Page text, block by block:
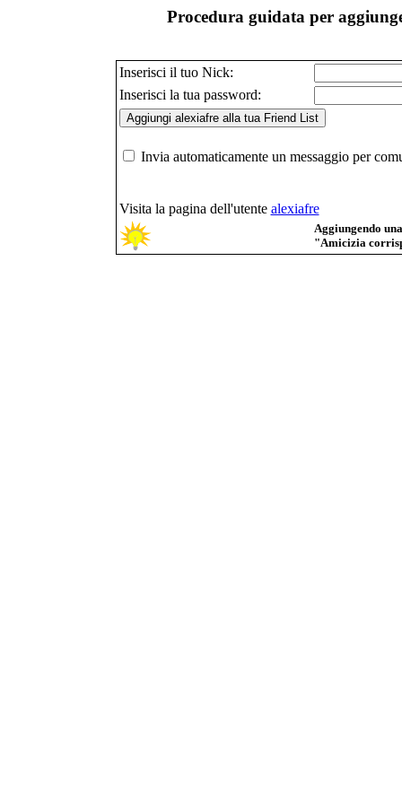
Procedura guidata per
Inserisci il tuo Nick:
Inserisci la tua password:
Invia automaticamente un messaggio per
Visita la pagina dell'utente alexiafre
Aggiungendo
"Amicizia